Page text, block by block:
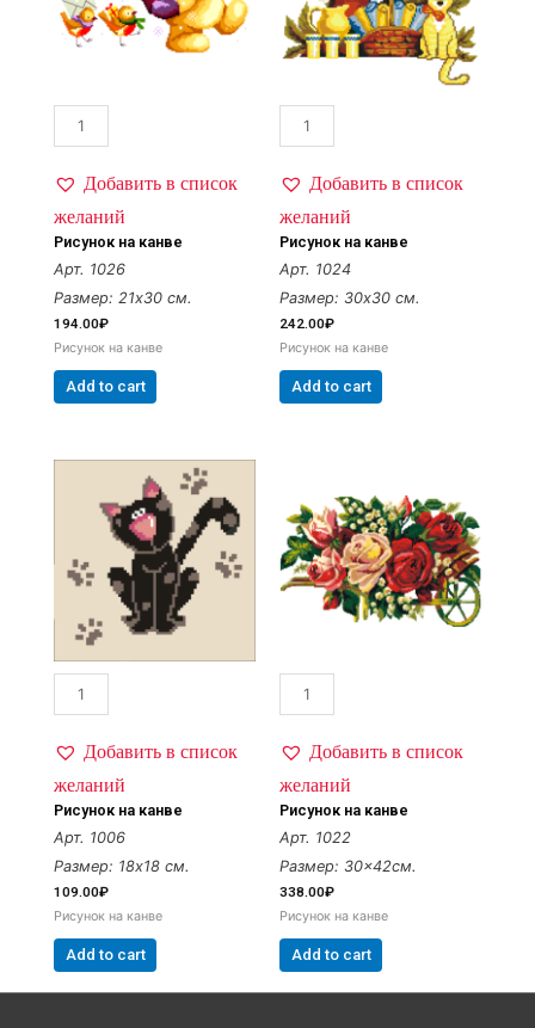
Добавить в список
желаний
Рисунок на канве
Арт. 1026
Размер: 21х30 см.
194.00₽
Рисунок на канве
Add to cart
Добавить в список
желаний
Рисунок на канве
Арт. 1024
Размер: 30х30 см.
242.00₽
Рисунок на канве
Add to cart
Добавить в список
желаний
Рисунок на канве
Арт. 1006
Размер: 18х18 см.
109.00₽
Рисунок на канве
Add to cart
Добавить в список
желаний
Рисунок на канве
Арт. 1022
Размер: 30×42см.
338.00₽
Рисунок на канве
Add to cart